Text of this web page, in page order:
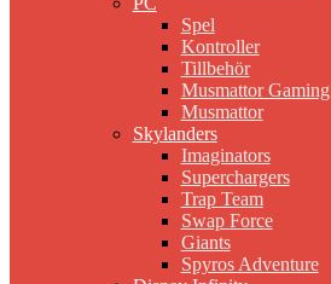
Spel
Kontroller
Tillbehör
Musmattor Gaming
Musmattor
Skylanders
Imaginators
Superchargers
Trap Team
Swap Force
Giants
Spyros Adventure